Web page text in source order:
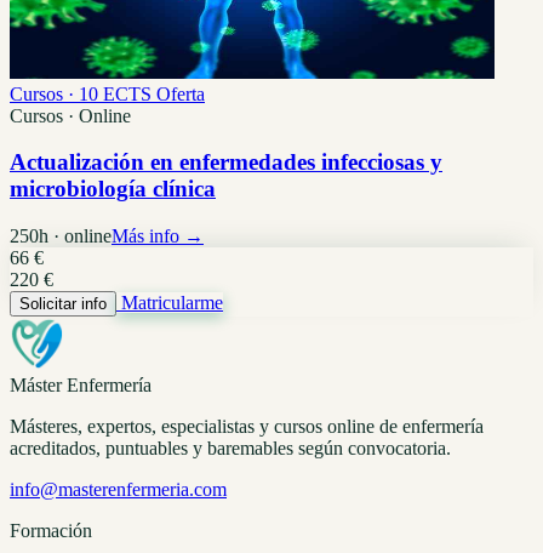
Cursos · 10 ECTS Oferta
Cursos · Online
Actualización en enfermedades infecciosas y
microbiología clínica
250h · onlineMás info →
66 €
220 €
Solicitar info Matricularme
Máster Enfermería
Másteres, expertos, especialistas y cursos online de enfermería
acreditados, puntuables y baremables según convocatoria.
info@masterenfermeria.com
Formación